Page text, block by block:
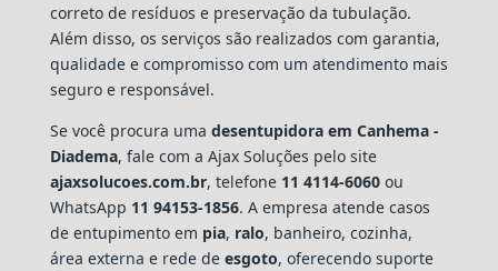
correto de resíduos e preservação da tubulação.
Além disso, os serviços são realizados com garantia,
qualidade e compromisso com um atendimento mais
seguro e responsável.
Se você procura uma desentupidora em Canhema -
Diadema, fale com a Ajax Soluções pelo site
ajaxsolucoes.com.br, telefone 11 4114-6060ou
WhatsApp 11 94153-1856. A empresa atende casos
de entupimento em pia, ralo, banheiro, cozinha,
área externa e rede de esgoto, oferecendo suporte